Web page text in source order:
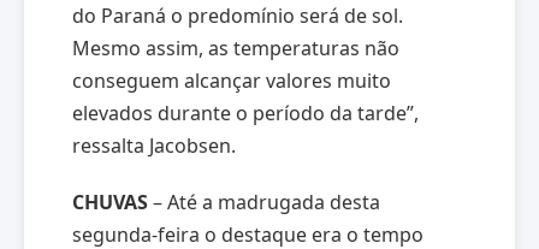
do Paraná o predomínio será de sol.
Mesmo assim, as temperaturas não
conseguem alcançar valores muito
elevados durante o período da tarde”,
ressalta Jacobsen.
CHUVAS– Até a madrugada desta
segunda-feira o destaque era o tempo